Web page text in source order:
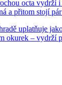
octa vydrží
a přitom stojí
uplatňuje
okurek – vydrží